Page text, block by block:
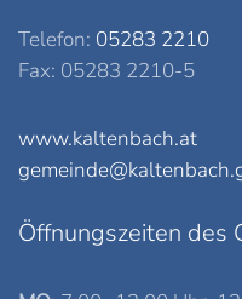
Telefon: 05283 2210
Fax: 05283 2210-5
www.kaltenbach.at
Öffnungszeiten des